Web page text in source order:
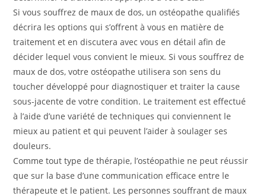
Si vous souffrez de maux de dos, un ostéopathe qualifiés
décrira les options qui s’offrent à vous en matière de
traitement et en discutera avec vous en détail afin de
décider lequel vous convient le mieux. Si vous souffrez de
maux de dos, votre ostéopathe utilisera son sens du
toucher développé pour diagnostiquer et traiter la cause
sous-jacente de votre condition. Le traitement est effectué
à l’aide d’une variété de techniques qui conviennent le
mieux au patient et qui peuvent l’aider à soulager ses
douleurs.
Comme tout type de thérapie, l’ostéopathie ne peut réussir
que sur la base d’une communication efficace entre le
thérapeute et le patient. Les personnes souffrant de maux